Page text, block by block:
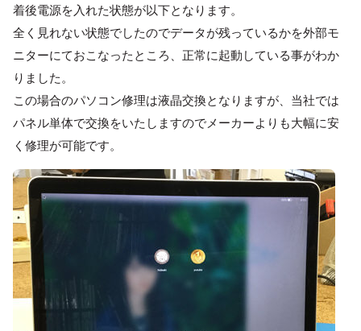
着後電源を入れた状態が以下となります。
全く見れない状態でしたのでデータが残っているかを外部モ
ニターにておこなったところ、正常に起動している事がわか
りました。
この場合のパソコン修理は液晶交換となりますが、当社では
パネル単体で交換をいたしますのでメーカーよりも大幅に安
く修理が可能です。